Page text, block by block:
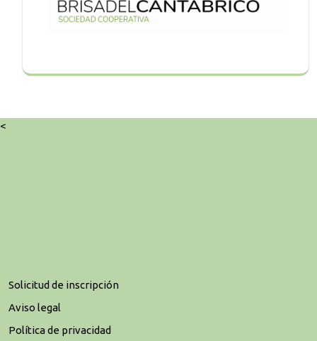
<
Solicitud de inscripción
Aviso legal
Política de privacidad